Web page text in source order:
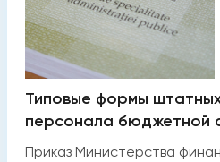
Типовые формы
персонала бюджетной
Приказ Министерства